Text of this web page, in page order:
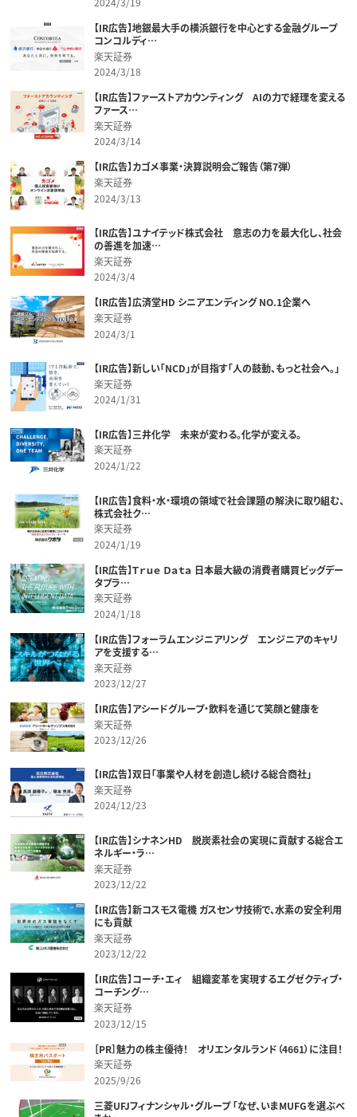
【IR広告】地銀最大手の横浜銀行を中心とする金融グループ
コンコルディ…
楽天証券
2024/3/18
【IR広告】ファーストアカウンティング AIの力で経理を変える
ファース…
楽天証券
2024/3/14
【IR広告】カゴメ事業・決算説明会ご報告（第7弾）
楽天証券
2024/3/13
【IR広告】ユナイテッド株式会社 意志の力を最大化し、社会
の善進を加速…
楽天証券
2024/3/4
【IR広告】広済堂HD シニアエンディング NO.1企業へ
楽天証券
2024/3/1
【IR広告】新しい「NCD」が目指す「人の鼓動、もっと社会へ。」
楽天証券
2024/1/31
【IR広告】三井化学 未来が変わる。化学が変える。
楽天証券
2024/1/22
【IR広告】食料・水・環境の領域で社会課題の解決に取り組む、
株式会社ク…
楽天証券
2024/1/19
【IR広告】Ｔｒｕｅ Ｄａｔａ 日本最大級の消費者購買ビッグデー
タプラ…
楽天証券
2024/1/18
【IR広告】フォーラムエンジニアリング エンジニアのキャリ
アを支援する…
楽天証券
2023/12/27
【IR広告】アシードグループ・飲料を通じて笑顔と健康を
楽天証券
2023/12/26
【IR広告】双日「事業や人材を創造し続ける総合商社」
楽天証券
2024/12/23
【IR広告】シナネンHD 脱炭素社会の実現に貢献する総合エ
ネルギー・ラ…
楽天証券
2023/12/22
【IR広告】新コスモス電機 ガスセンサ技術で、水素の安全利用
にも貢献
楽天証券
2023/12/22
【IR広告】コーチ・エィ 組織変革を実現するエグゼクティブ・
コーチング…
楽天証券
2023/12/15
［PR］魅力の株主優待！ オリエンタルランド（4661）に注目！
楽天証券
2025/9/26
三菱UFJフィナンシャル・グループ 「なぜ、いまMUFGを選ぶべ